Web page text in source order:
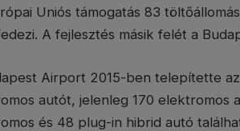
Uniós támogatás 83
A fejlesztés másik felét a
Airport 2015-ben telepítette
autót, jelenleg 170
és 48 plug-in hibrid autó